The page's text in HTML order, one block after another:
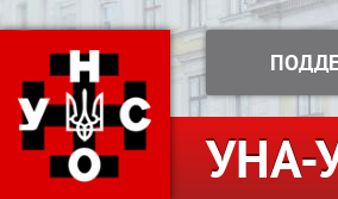
Jump to navigation
УНА-